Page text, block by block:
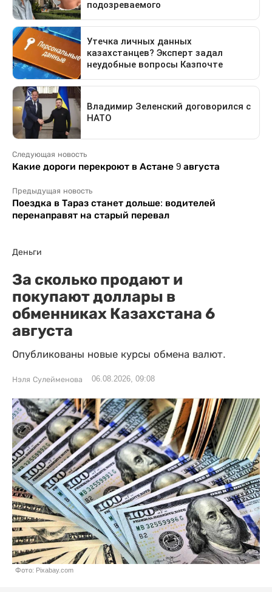
Следующая новость
Какие дороги перекроют в Астане 9 августа
Предыдущая новость
Поездка в Тараз станет дольше: водителей
перенаправят на старый перевал
Деньги
За сколько продают и
покупают доллары в
обменниках Казахстана 6
августа
Опубликованы новые курсы обмена валют.
Нэля Сулейменова 06.08.2026, 09:08
Фото: Pixabay.com